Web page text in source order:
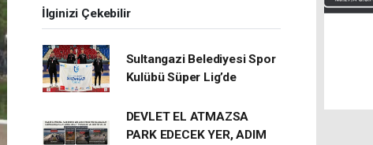
İlginizi Çekebilir
Sultangazi Belediyesi Spor
Kulübü Süper Lig’de
DEVLET EL ATMAZSA
PARK EDECEK YER, ADIM